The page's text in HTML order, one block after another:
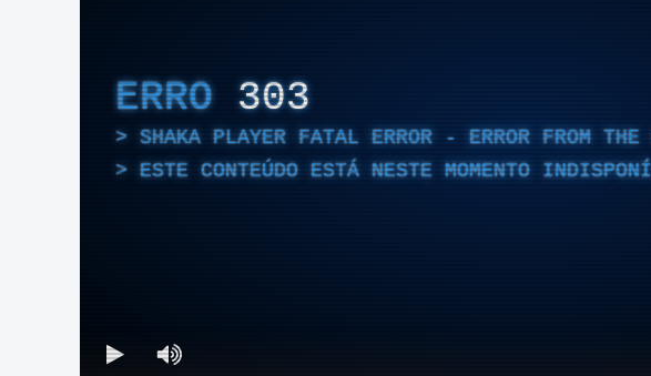
ERRO 303
SHAKA PLAYER FATAL ERROR - ERROR FROM THE
ESTE CONTEÚDO ESTÁ NESTE MOMENTO